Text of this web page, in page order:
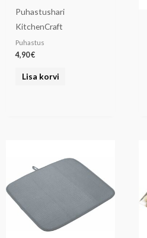
Puhastushari
KitchenCraft
Puhastus
4,90€
Lisa korvi